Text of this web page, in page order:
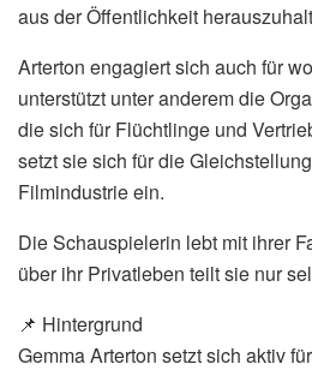
aus der Öffentlichkeit
Arterton engagiert sich auch für
unterstützt unter anderem die
die sich für Flüchtlinge und
setzt sie sich für die
Filmindustrie ein.
Die Schauspielerin lebt mit ihrer
über ihr Privatleben teilt sie nur
📌 Hintergrund
Gemma Arterton setzt sich aktiv